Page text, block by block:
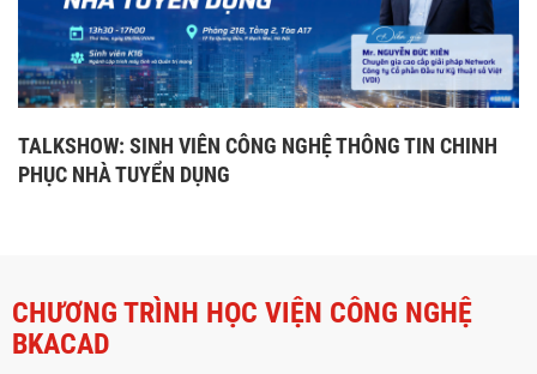
TALKSHOW: SINH VIÊN CÔNG NGHỆ THÔNG TIN CHINH
PHỤC NHÀ TUYỂN DỤNG
CHƯƠNG TRÌNH HỌC VIỆN CÔNG NGHỆ
BKACAD